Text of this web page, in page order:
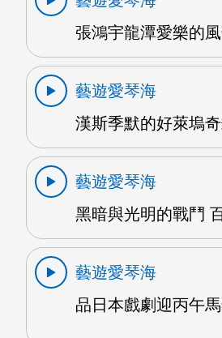
張鴻宇龍潭愛樂的
藝遊愛琴海
漢斯季默的好萊塢
藝遊愛琴海
黑暗與光明的戰鬥
藝遊愛琴海
品日本戲劇迎丙午